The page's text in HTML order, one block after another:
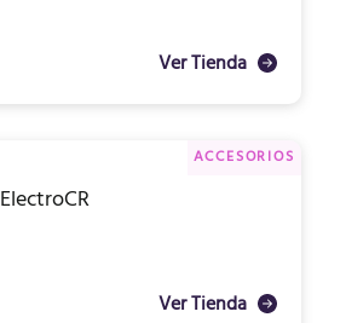
Ver Tienda
ACCESORIOS
ElectroCR
Ver Tienda